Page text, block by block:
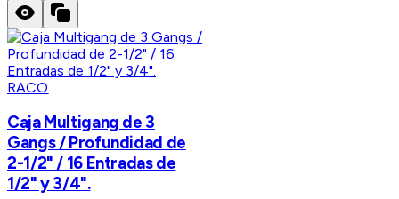
RACO
Caja Multigang de 3
Gangs / Profundidad de
2-1/2" / 16 Entradas de
1/2" y 3/4".